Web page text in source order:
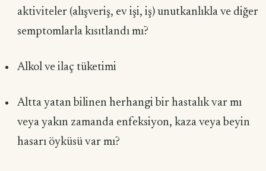
aktiviteler (alışveriş, ev işi, iş) unutkanlıkla ve diğer
semptomlarla kısıtlandı mı?
Alkol ve ilaç tüketimi
Altta yatan bilinen herhangi bir hastalık var mı
veya yakın zamanda enfeksiyon, kaza veya beyin
hasarı öyküsü var mı?